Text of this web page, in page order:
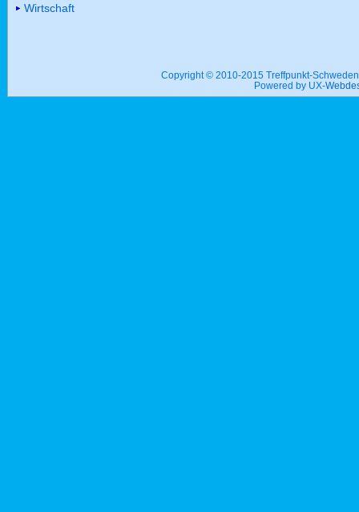
Wirtschaft
Copyright © 2010-2015 Treffpunkt-
Powered by UX-